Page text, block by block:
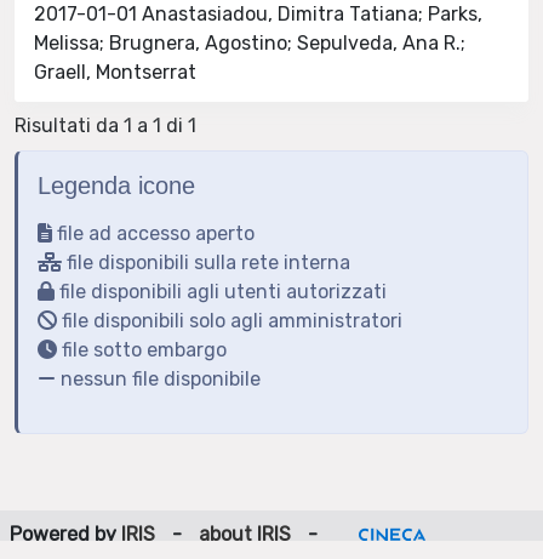
2017-01-01 Anastasiadou, Dimitra Tatiana; Parks,
Melissa; Brugnera, Agostino; Sepulveda, Ana R.;
Graell, Montserrat
Risultati da 1 a 1 di 1
Legenda icone
file ad accesso aperto
file disponibili sulla rete interna
file disponibili agli utenti autorizzati
file disponibili solo agli amministratori
file sotto embargo
nessun file disponibile
Powered by IRIS - about IRIS
-